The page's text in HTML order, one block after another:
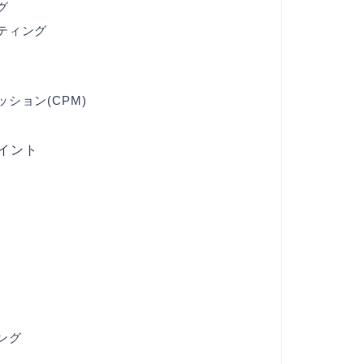
ィング
ション(CPM)
ント
グ